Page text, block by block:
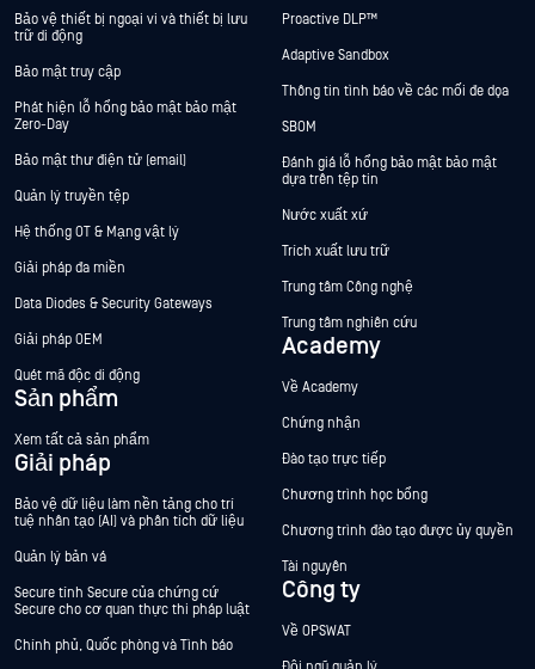
Bảo vệ thiết bị ngoại vi và thiết bị lưu
trữ di động
Bảo mật truy cập
Phát hiện lỗ hổng bảo mật bảo mật
Zero-Day
Bảo mật thư điện tử (email)
Quản lý truyền tệp
Hệ thống OT & Mạng vật lý
Giải pháp đa miền
Data Diodes & Security Gateways
Giải pháp OEM
Quét mã độc di động
Sản phẩm
Xem tất cả sản phẩm
Giải pháp
Bảo vệ dữ liệu làm nền tảng cho trí
tuệ nhân tạo (AI) và phân tích dữ liệu
Quản lý bản vá
Secure tính Secure của chứng cứ
Secure cho cơ quan thực thi pháp luật
Chính phủ, Quốc phòng và Tình báo
Proactive DLP™
Adaptive Sandbox
Thông tin tình báo về các mối đe dọa
SBOM
Đánh giá lỗ hổng bảo mật bảo mật
dựa trên tệp tin
Nước xuất xứ
Trích xuất lưu trữ
Trung tâm Công nghệ
Trung tâm nghiên cứu
Academy
Về Academy
Chứng nhận
Đào tạo trực tiếp
Chương trình học bổng
Chương trình đào tạo được ủy quyền
Tài nguyên
Công ty
Về OPSWAT